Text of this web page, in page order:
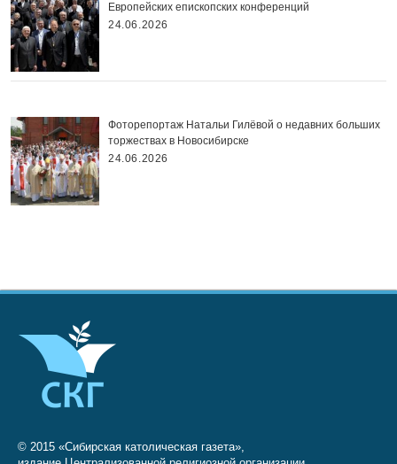
Европейских епископских конференций
24.06.2026
Фоторепортаж Натальи Гилёвой о недавних больших
торжествах в Новосибирске
24.06.2026
© 2015 «Сибирская католическая газета»,